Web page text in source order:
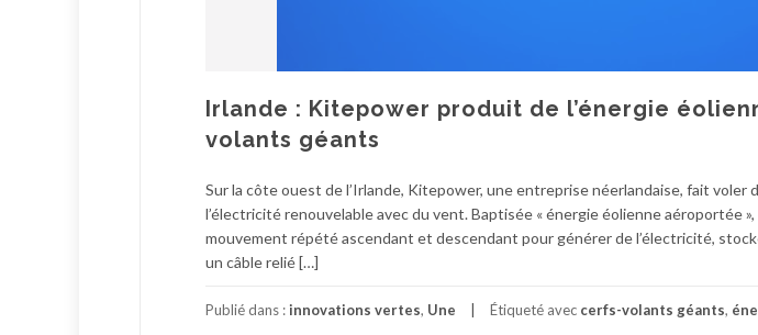
Irlande : Kitepower produit de l’énergie
volants géants
Sur la côte ouest de l’Irlande, Kitepower, une entreprise néerlandaise, fait voler
l’électricité renouvelable avec du vent. Baptisée « énergie éolienne aéroportée
mouvement répété ascendant et descendant pour générer de l’électricité,
un câble relié […]
Publié dans : innovations vertes, Une Étiqueté avec cerfs-volants géants,